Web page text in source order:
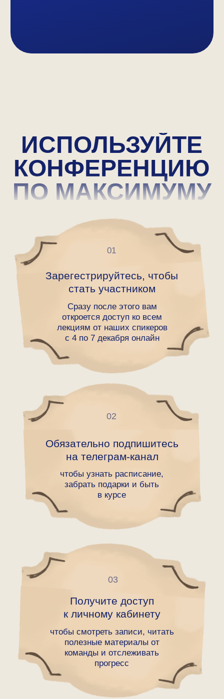
Подробнее
Подробнее
Подробнее
Подробнее
+7
ОТВЕТИМ НА
ЛЮБЫЕ ВОПРОСЫ
Онлайн Бесплатно
Написать в telegram
@jetmindsme
Контакты